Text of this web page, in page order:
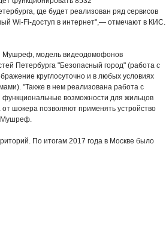
где будет реализован ряд сервисов
Wi-Fi-доступ в интернет",— отмечают в КИС.
Мушреф, модель видеодомофонов
Петербурга "Безопасный город" (работа с
круглосуточно и в любых условиях
"Также в нем реализована работа с
возможности для жильцов
шокера позволяют применять устройство
Мушреф.
По итогам 2017 года в Москве было